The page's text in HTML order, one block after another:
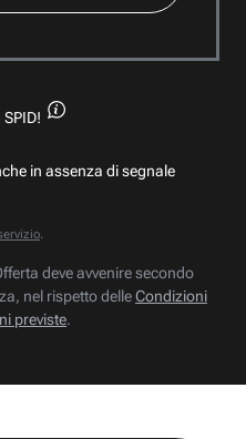
in assenza di segnale
.
deve avvenire secondo
nel rispetto delleCondizioni
previste.